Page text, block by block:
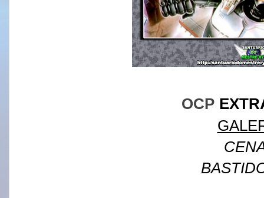
OCP